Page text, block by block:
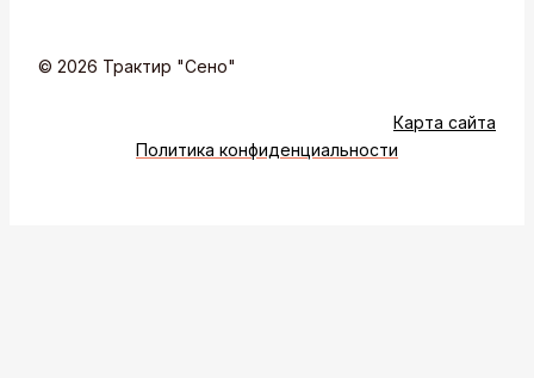
© 2026 Трактир "Сено"
Карта сайта
Политика конфиденциальности